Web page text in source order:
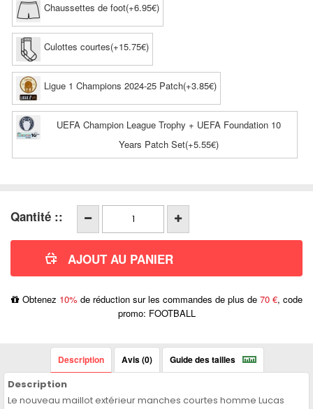
Chaussettes de foot(+6.95€)
Culottes courtes(+15.75€)
Ligue 1 Champions 2024-25 Patch(+3.85€)
UEFA Champion League Trophy + UEFA Foundation 10
Years Patch Set(+5.55€)
Qantité ::
Obtenez 10% de réduction sur les commandes de plus de 70 €, code
promo: FOOTBALL
Description Avis (0) Guide des tailles
Description
Le nouveau maillot extérieur manches courtes homme Lucas